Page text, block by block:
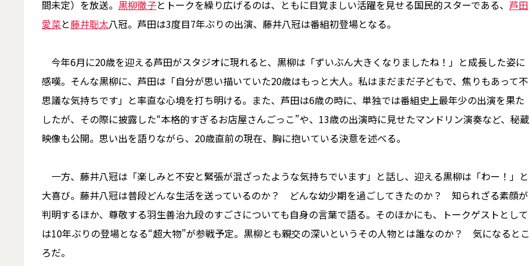
間未定）を放送。 黒柳徹子とトークを繰り広げるのは、ともに目覚ましい活躍を見せる国民的スターである、 芦田
愛菜と藤井聡太八冠。芦田は3度目7年ぶりの出演、藤井八冠は番組初登場となる。
今年6月に20歳を迎える芦田がスタジオに現れると、黒柳は「ずいぶん大きくなりましたね！」と成長した姿に
感嘆。そんな黒柳に、芦田は「自分が思い描いていた20歳はもっと大人。私はまだまだ子どもで、焦りもあって不
思議な気持ちです」と率直な心境を打ち明ける。また、芦田は6歳の時に、単独では番組史上最年少の出演を果た
したが、その際に披露した“本格的すぎるお店屋さんごっこ”や、13歳の出演時に見せたマンドリン演奏など、秘蔵
映像も公開。思い出を語りながら、20歳直前の現在、胸に抱いている決意を述べる。
一方、藤井八冠は「楽しみと不安と緊張が混ざったような気持ちでいます」と話し、迎える黒柳は「わー！」と
大喜び。藤井八冠は普段どんな生活を送っているのか？ どんな幼少期を過ごしてきたのか？ 知られざる素顔が
判明するほか、尊敬する羽生善治九段のすごさについても自身の言葉で語る。そのほかにも、トークゲストとして
は10年ぶりの登場となる“超大物”が参戦予定。黒柳とも親交の深いというその人物とは誰なのか？ 気になるとこ
ろだ。